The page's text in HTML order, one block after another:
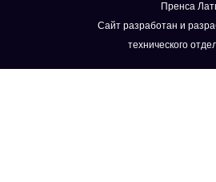
Пренса
Сайт разработан и
технического